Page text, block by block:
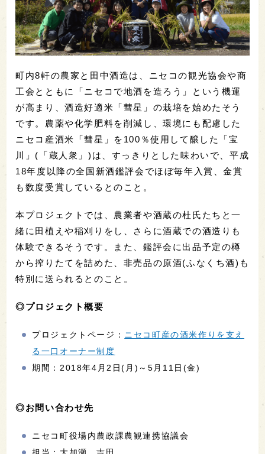
町内8軒の農家と田中酒造は、ニセコの観光協会や商
工会とともに「ニセコで地酒を造ろう」という機運
が高まり、酒造好適米「彗星」の栽培を始めたそう
です。農薬や化学肥料を削減し、環境にも配慮した
ニセコ産酒米「彗星」を100％使用して醸した「宝
川」(「蔵人衆」)は、すっきりとした味わいで、平成
18年度以降の全国新酒鑑評会でほぼ毎年入賞、金賞
も数度受賞しているとのこと。
本プロジェクトでは、農業者や酒蔵の杜氏たちと一
緒に田植えや稲刈りをし、さらに酒蔵での酒造りも
体験できるそうです。また、鑑評会に出品予定の樽
から搾りたてを詰めた、非売品の原酒(ふなくち酒)も
特別に送られるとのこと。
◎プロジェクト概要
プロジェクトページ： ニセコ町産の酒米作りを支え
る一口オーナー制度
期間：2018年4月2日(月)～5月11日(金)
◎お問い合わせ先
ニセコ町役場内農政課農観連携協議会